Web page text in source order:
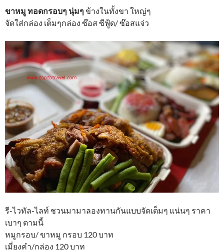
ขาหมู ทอดกรอบๆ นุ่มๆ ข้างในทั้งขา ใหญ่ๆ
จัดใส่กล่อง เต็มๆกล่อง ซ๊อส ซีฟู้ด/ ซ๊อสแจ่ว
รี-ไวทัล-ไลท์ ชวนมามาลองทานกันแบบจัดเต็มๆ แน่นๆ ราคา
เบาๆ ตามนี้
หมูกรอบ/ ขาหมู กรอบ 120 บาท
เมี่ยงคำ/กล่อง 120 บาท